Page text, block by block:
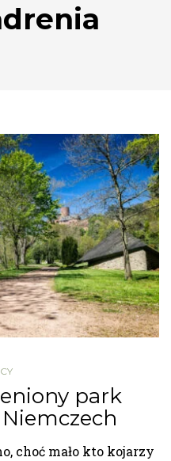
park
choć mało kto kojarzy